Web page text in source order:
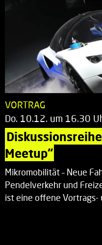
VORTRAG
Do. 10.12. um 16.30
Meetup“
Mikromobilität – Neue
Pendelverkehr und
ist eine offene Vortrags-